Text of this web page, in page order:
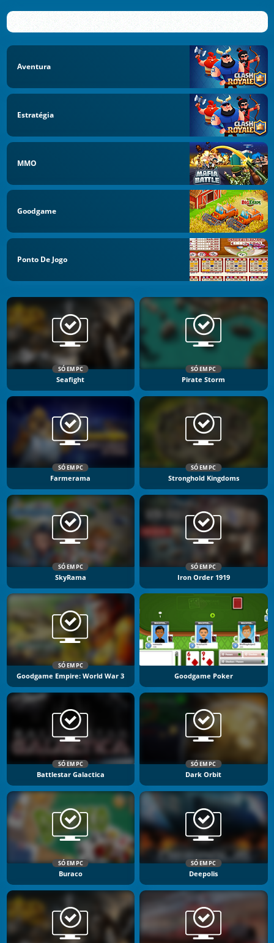
Aventura
Estratégia
MMO
Goodgame
Ponto De Jogo
SÓ EM PC
Seafight
SÓ EM PC
Pirate Storm
SÓ EM PC
Farmerama
SÓ EM PC
Stronghold Kingdoms
SÓ EM PC
SkyRama
SÓ EM PC
Iron Order 1919
SÓ EM PC
Goodgame Empire: World War 3 Goodgame Poker
SÓ EM PC
Battlestar Galactica
SÓ EM PC
Dark Orbit
SÓ EM PC
Buraco
SÓ EM PC
Deepolis